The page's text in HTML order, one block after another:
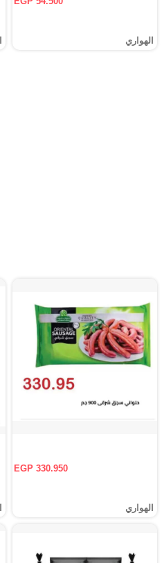
الهواري
EGP 330.950
الهواري